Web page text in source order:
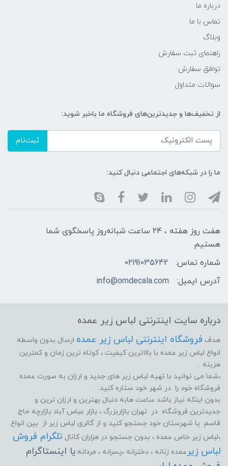
درباره ما
تماس با ما
وبلاگ
راهنمای ثبت سفارش
توافق سفارش
سوالات متداول
از تخفیف‌ها و جدیدترین‌های فروشگاه ما باخبر شوید:
ثبت‌نام
ما را در شبکه‌های اجتماعی دنبال کنید:
هفت روز هفته ، ۲۴ ساعت شبانه‌روز پاسخگوی شما
هستیم
شماره تماس:
02191035642
آدرس ایمیل:
info@omdecala.com
درباره سایت اینترنتی لباس زیر عمده
هدف فروشگاه اینترنتی لباس زیر عمده ارسال بدون واسطه
انواع لباس زیر عمده با بالاترین کیفیت ، کوتاه ترین زمان و کمترین
هزینه .
،شما می توانید با تهیه لباس زیر های جدید و ارزان به صورت عمده
فروشگاه خود را در شهر خود ستاره کنید. .
بدون اینکه نیاز باشد ساعت هابه دنبال بهترین و ارزان ترین و
جدیدترین فروشگاه در تهران بازاربزرگ ، بازار عباس آباد بازارچه حاج
قاسم یا شهرستان خود جستجو کنید و از گالری لباس زیر از بین انواع
،لباس زیر خاص عمده ، بدون جستجو در هزاران کانال تلگرام فروش
لباس زیر عمده زنانه ، دخترانه ،پسرانه ، مردانه.یا اینستاگرام